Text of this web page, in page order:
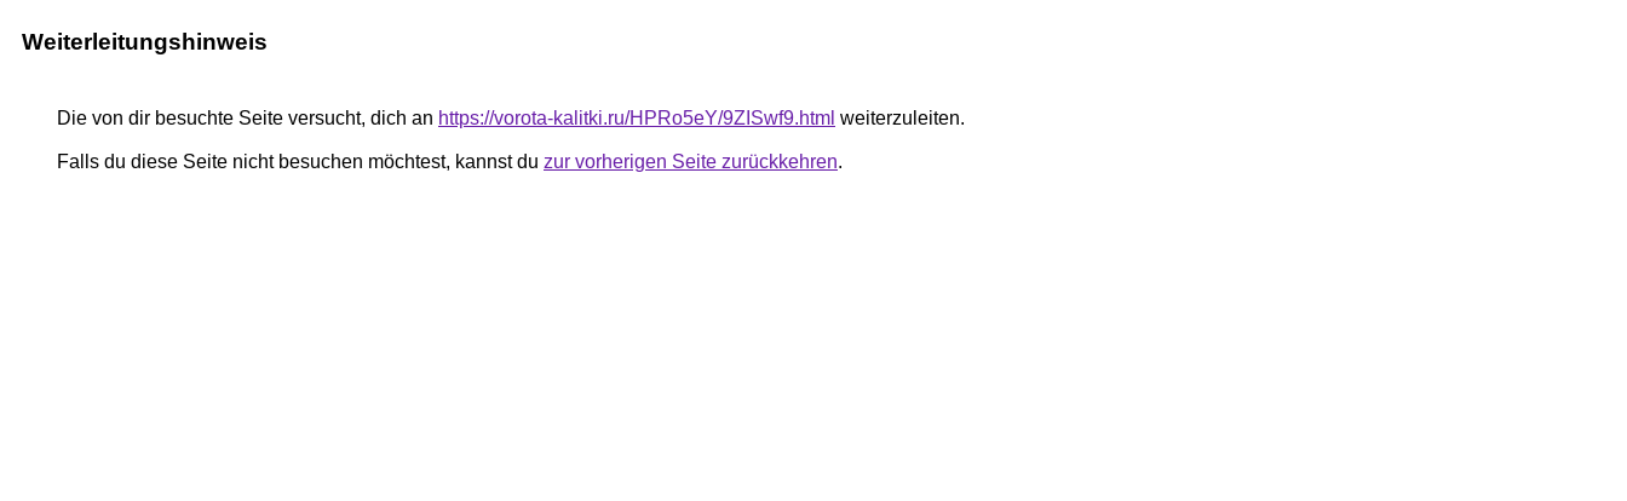
Weiterleitungshinweis
Die von dir besuchte Seite versucht, dich an https://vorota-kalitki.ru/HPRo5eY/9ZISwf9.html weiterzuleiten.
Falls du diese Seite nicht besuchen möchtest, kannst du zur vorherigen Seite zurückkehren.